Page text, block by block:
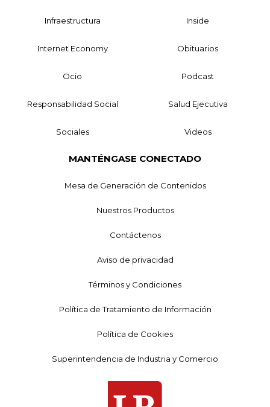
Infraestructura Inside
Internet Economy Obituarios
Ocio Podcast
Responsabilidad Social Salud Ejecutiva
Sociales Videos
MANTÉNGASE CONECTADO
Mesa de Generación de Contenidos
Nuestros Productos
Contáctenos
Aviso de privacidad
Términos y Condiciones
Política de Tratamiento de Información
Política de Cookies
Superintendencia de Industria y Comercio